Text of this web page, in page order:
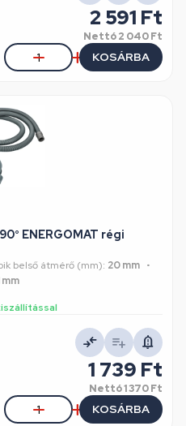
2 591 Ft
Nettó2 040 Ft
KOSÁRBA
ENERGOMAT régi
belső átmérő (mm): 20 mm
mm
1 739 Ft
Nettó1 370 Ft
KOSÁRBA